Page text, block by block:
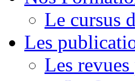
Le cursus
Les
Les